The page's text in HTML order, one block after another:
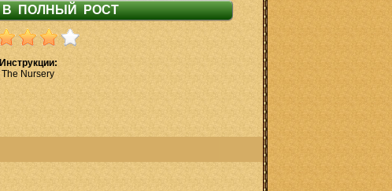
Инструкции:
The Nursery